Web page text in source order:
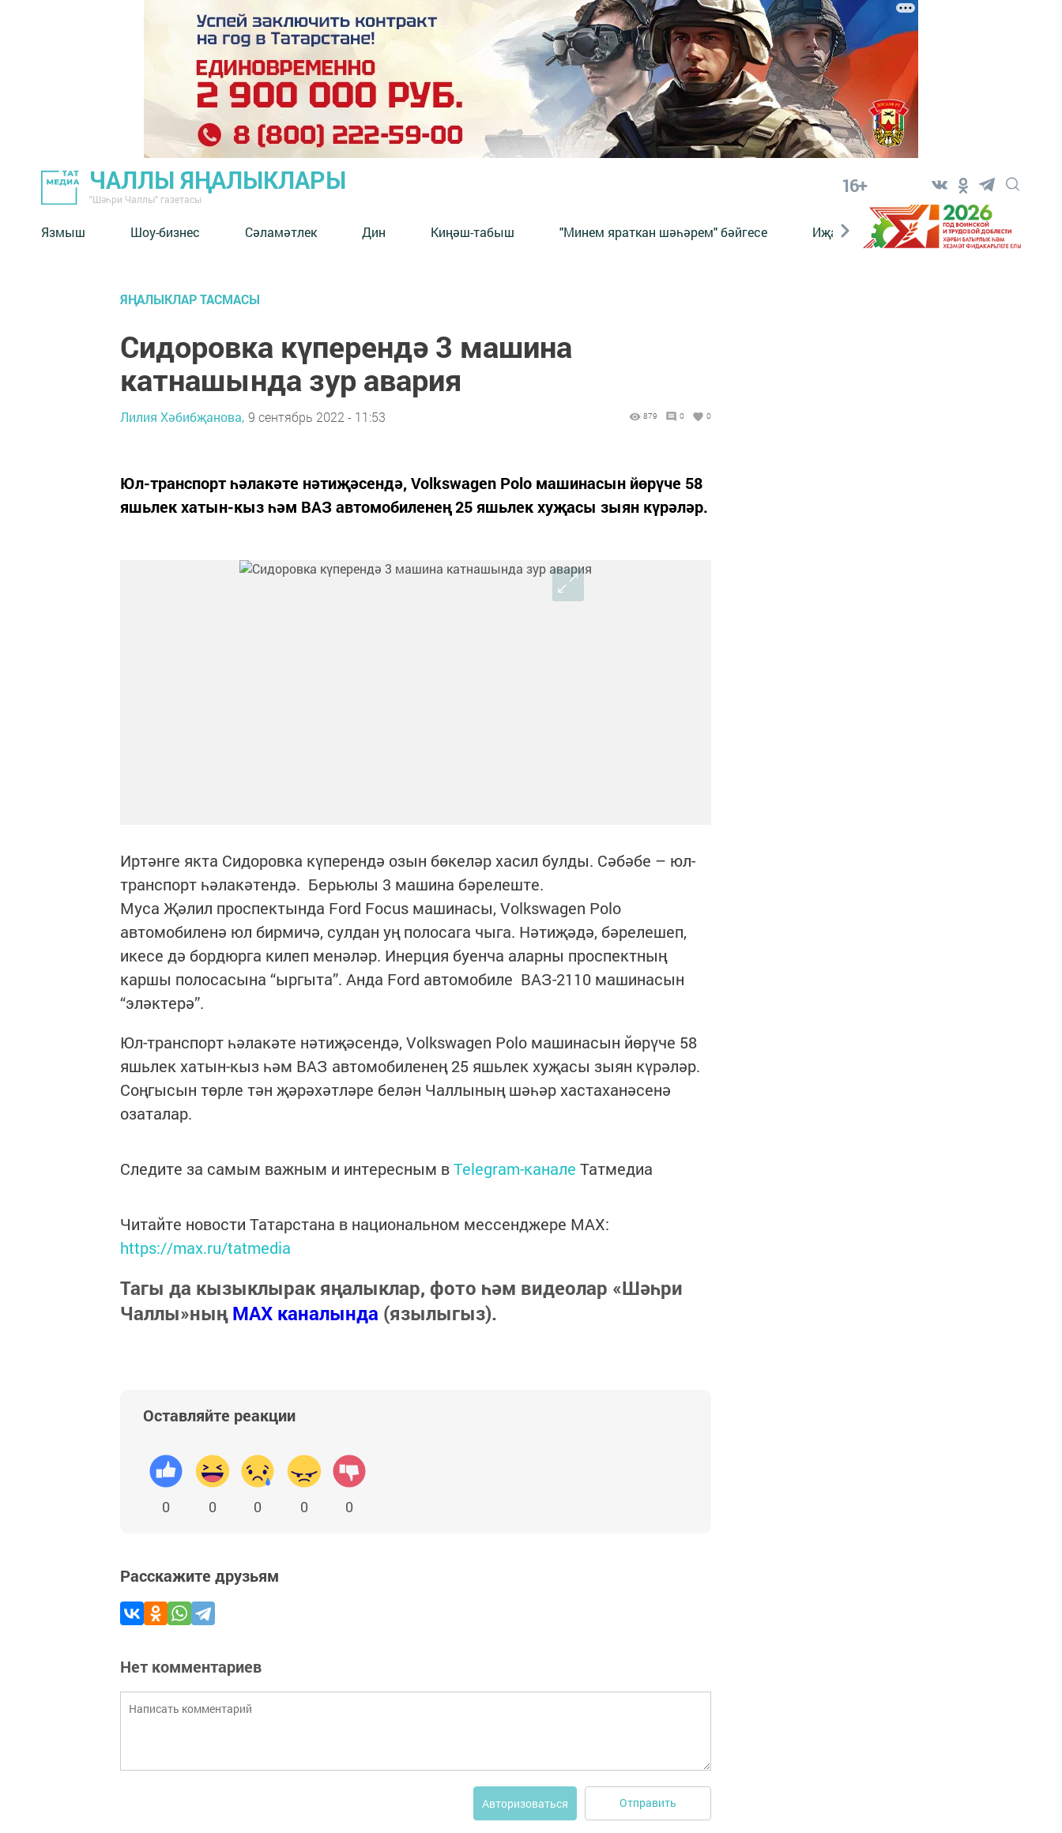
ЧАЛЛЫ ЯҢАЛЫКЛАРЫ
"Шәһри Чаллы" газетасы
16+
Язмыш Шоу-бизнес Сәламәтлек Дин Киңәш-табыш "Минем яраткан шәһәрем" бәйгесе Иҗат Реклама Онлайн
ЯҢАЛЫКЛАР ТАСМАСЫ
Сидоровка күперендә 3 машина
катнашында зур авария
Лилия Хәбибҗанова, 9 сентябрь 2022 - 11:53 879 0 0
Юл-транспорт һәлакәте нәтиҗәсендә, Volkswagen Polo машинасын йөрүче 58
яшьлек хатын-кыз һәм ВАЗ автомобиленең 25 яшьлек хуҗасы зыян күрәләр.
Иртәнге якта Сидоровка күперендә озын бөкеләр хасил булды. Сәбәбе – юл-
транспорт һәлакәтендә. Берьюлы 3 машина бәрелеште.
Муса Җәлил проспектында Ford Focus машинасы, Volkswagen Polo
автомобиленә юл бирмичә, сулдан уң полосага чыга. Нәтиҗәдә, бәрелешеп,
икесе дә бордюрга килеп менәләр. Инерция буенча аларны проспектның
каршы полосасына “ыргыта”. Анда Ford автомобиле ВАЗ-2110 машинасын
“эләктерә”.
Юл-транспорт һәлакәте нәтиҗәсендә, Volkswagen Polo машинасын йөрүче 58
яшьлек хатын-кыз һәм ВАЗ автомобиленең 25 яшьлек хуҗасы зыян күрәләр.
Соңгысын төрле тән җәрәхәтләре белән Чаллының шәһәр хастаханәсенә
озаталар.
Следите за самым важным и интересным вTelegram-канале Татмедиа
Читайте новости Татарстана в национальном мессенджере MАХ:
https://max.ru/tatmedia
Тагы да кызыклырак яңалыклар, фото һәм видеолар «Шәһри
Чаллы»ныңMAX каналында (язылыгыз).
Оставляйте реакции
0 0 0 0 0
Расскажите друзьям
Нет комментариев
Авторизоваться Отправить